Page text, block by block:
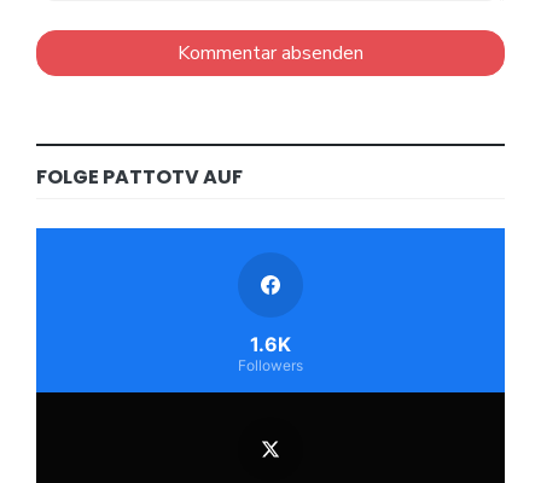
FOLGE PATTOTV AUF
1.6K
Followers